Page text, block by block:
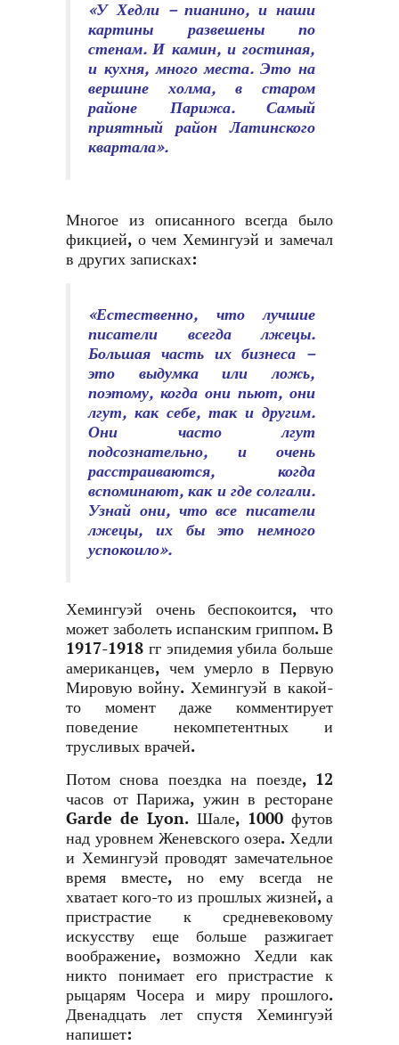
«У Хедли – пианино, и наши
картины развешены по
стенам. И камин, и гостиная,
и кухня, много места. Это на
вершине холма, в старом
районе Парижа. Самый
приятный район Латинского
квартала».
Многое из описанного всегда было
фикцией, о чем Хемингуэй и замечал
в других записках:
«Естественно, что лучшие
писатели всегда лжецы.
Большая часть их бизнеса –
это выдумка или ложь,
поэтому, когда они пьют, они
лгут, как себе, так и другим.
Они часто лгут
подсознательно, и очень
расстраиваются, когда
вспоминают, как и где солгали.
Узнай они, что все писатели
лжецы, их бы это немного
успокоило».
Хемингуэй очень беспокоится, что
может заболеть испанским гриппом. В
1917-1918 гг эпидемия убила больше
американцев, чем умерло в Первую
Мировую войну. Хемингуэй в какой-
то момент даже комментирует
поведение некомпетентных и
трусливых врачей.
Потом снова поездка на поезде, 12
часов от Парижа, ужин в ресторане
Garde de Lyon. Шале, 1000 футов
над уровнем Женевского озера. Хедли
и Хемингуэй проводят замечательное
время вместе, но ему всегда не
хватает кого-то из прошлых жизней, а
пристрастие к средневековому
искусству еще больше разжигает
воображение, возможно Хедли как
никто понимает его пристрастие к
рыцарям Чосера и миру прошлого.
Двенадцать лет спустя Хемингуэй
напишет: